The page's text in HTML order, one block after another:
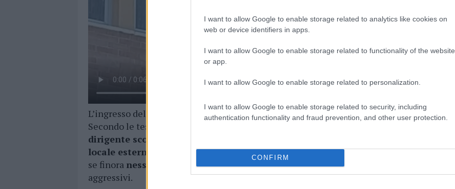
I want to allow Google to enable storage related to analytics like cookies on
web or device identifiers in apps.
I want to allow Google to enable storage related to functionality of the website
or app.
I want to allow Google to enable storage related to personalization.
I want to allow Google to enable storage related to security, including
authentication functionality and fraud prevention, and other user protection.
CONFIRM
L’ingresso della scuola questa mattina.
Secondo le testimonianze alcuni
dirigente scolastico e della ASL
locale esterno di accessoalla scuola, si protrarrebbe da qualche giorno, anche
se finora nessuno sarebbe stato attaccatodagli insetti, che sarebbero non
aggressivi.